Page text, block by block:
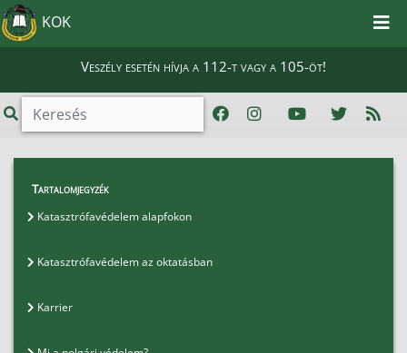
KOK
Veszély esetén hívja a 112-t vagy a 105-öt!
GYIK > Gyakran ismételt kérdések
Katasztrófavédelem alapfokon
Tartalomjegyzék
Katasztrófavédelem alapfokon
Katasztrófavédelem az oktatásban
Karrier